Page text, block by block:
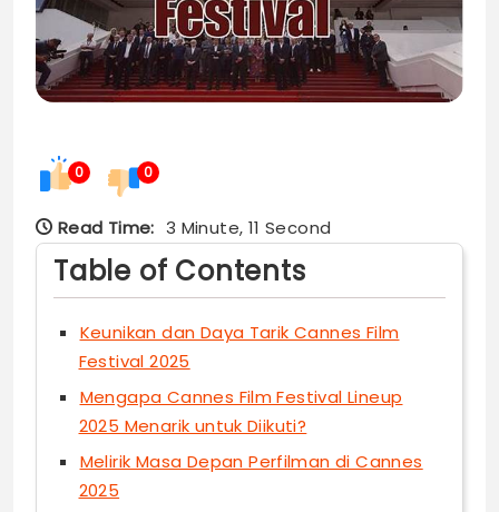
0 0
Read Time: 3 Minute, 11 Second
Table of Contents
Keunikan dan Daya Tarik Cannes Film
Festival 2025
Mengapa Cannes Film Festival Lineup
2025 Menarik untuk Diikuti?
Melirik Masa Depan Perfilman di Cannes
2025